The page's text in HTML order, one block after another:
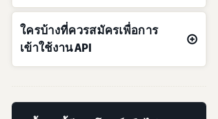
ใครบ้างที่ควรสมัครเพื่อการ
เข้าใช้งาน API